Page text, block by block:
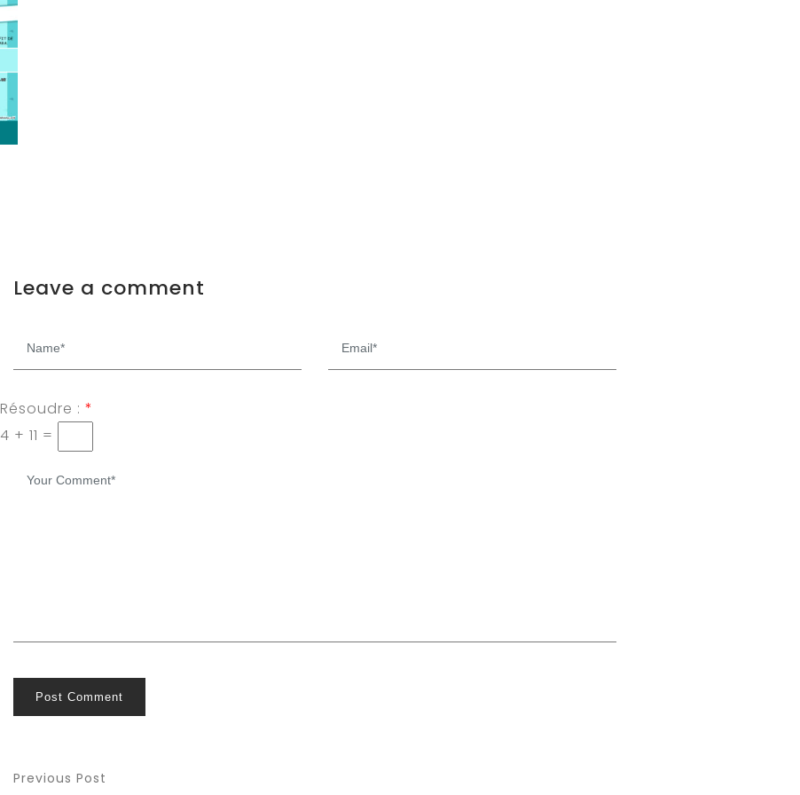
Leave a comment
Résoudre :*
4 + 11 =
Post Comment
Previous Post